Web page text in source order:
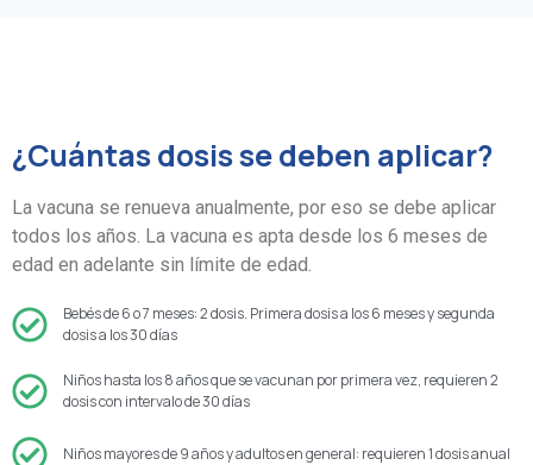
¿Cuántas dosis se deben aplicar?
La vacuna se renueva anualmente, por eso se debe aplicar
todos los años. La vacuna es apta desde los 6 meses de
edad en adelante sin límite de edad.
Bebés de 6 o 7 meses: 2 dosis. Primera dosis a los 6 meses y segunda
dosis a los 30 días
Niños hasta los 8 años que se vacunan por primera vez, requieren 2
dosis con intervalo de 30 días
Niños mayores de 9 años y adultos en general: requieren 1 dosis anual